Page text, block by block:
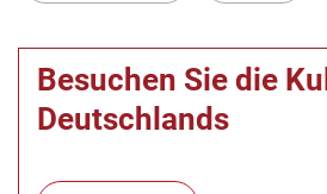
Besuchen Sie die
Deutschlands